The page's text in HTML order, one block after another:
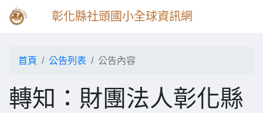
彰化縣社頭國小全球資訊網
首頁 公告列表 公告內容
轉知：財團法人彰化縣